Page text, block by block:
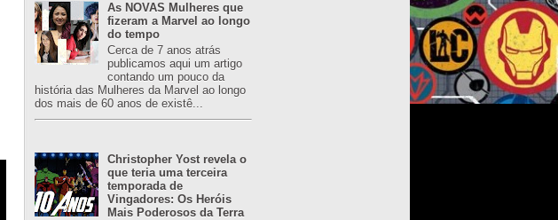
As NOVAS Mulheres que
fizeram a Marvel ao longo
do tempo
Cerca de 7 anos atrás
publicamos aqui um artigo
contando um pouco da
história das Mulheres da Marvel ao longo
dos mais de 60 anos de existê...
Christopher Yost revela o
que teria uma terceira
temporada de
Vingadores: Os Heróis
Mais Poderosos da Terra